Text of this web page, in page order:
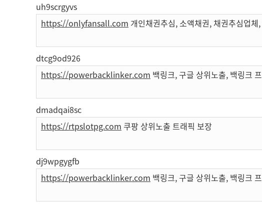
uh9scrgyvs
https://onlyfansall.com 개인채권추심, 소액채권, 채권추심업
dtcg9od926
https://powerbacklinker.com 백링크, 구글 상위노출, 백링크
dmadqai8sc
https://rtpslotpg.com 쿠팡 상위노출 트래픽 보장
dj9wpgygfb
https://powerbacklinker.com 백링크, 구글 상위노출, 백링크